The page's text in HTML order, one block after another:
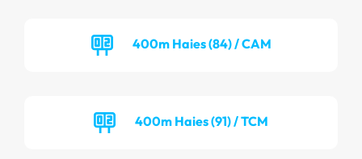
400m Haies (84) / CAM
400m Haies (91) / TCM